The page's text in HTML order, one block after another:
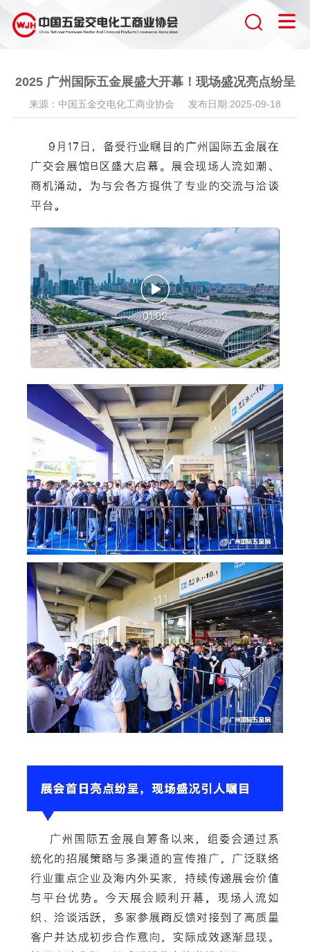
2025 广州国际五金展盛大开幕！现场盛况亮点纷呈
来源：中国五金交电化工商业协会 发布日期:2025-09-18